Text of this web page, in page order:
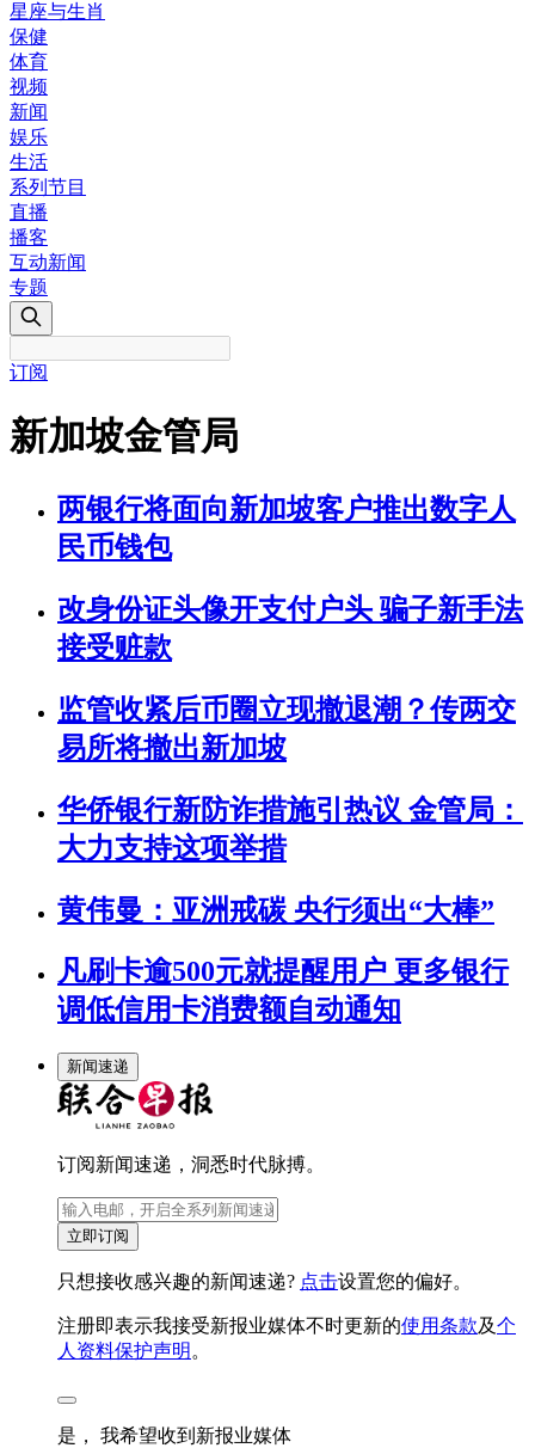
星座与生肖
保健
体育
视频
新闻
娱乐
生活
系列节目
直播
播客
互动新闻
专题
订阅
新加坡金管局
两银行将面向新加坡客户推出数字人
民币钱包
改身份证头像开支付户头 骗子新手法
接受赃款
监管收紧后币圈立现撤退潮？传两交
易所将撤出新加坡
华侨银行新防诈措施引热议 金管局：
大力支持这项举措
黄伟曼：亚洲戒碳 央行须出“大棒”
凡刷卡逾500元就提醒用户 更多银行
调低信用卡消费额自动通知
新闻速递
订阅新闻速递，洞悉时代脉搏。
立即订阅
只想接收感兴趣的新闻速递? 点击设置您的偏好。
注册即表示我接受新报业媒体不时更新的使用条款及个
人资料保护声明 。
是， 我希望收到新报业媒体